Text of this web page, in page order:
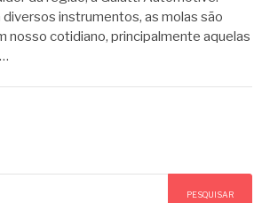
instrumentos, as molas são
nosso cotidiano, principalmente aquelas
PESQUISAR